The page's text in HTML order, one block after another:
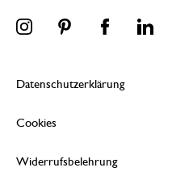
Datenschutzerklärung
Cookies
Widerrufsbelehrung